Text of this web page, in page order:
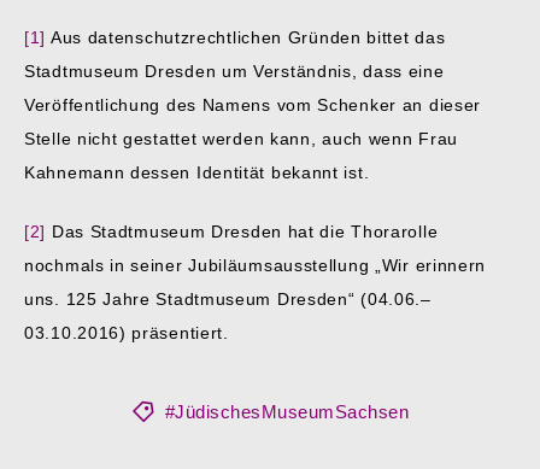
[1] Aus datenschutzrechtlichen Gründen bittet das
Stadtmuseum Dresden um Verständnis, dass eine
Veröffentlichung des Namens vom Schenker an dieser
Stelle nicht gestattet werden kann, auch wenn Frau
Kahnemann dessen Identität bekannt ist.
[2] Das Stadtmuseum Dresden hat die Thorarolle
nochmals in seiner Jubiläumsausstellung „Wir erinnern
uns. 125 Jahre Stadtmuseum Dresden“ (04.06.–
03.10.2016) präsentiert.
#JüdischesMuseumSachsen